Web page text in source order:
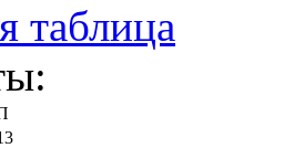
таблица